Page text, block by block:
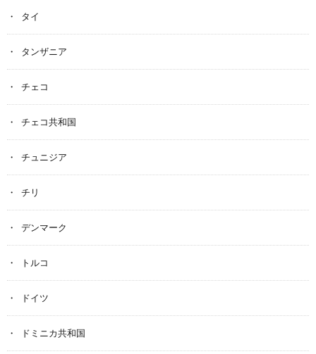
タイ
タンザニア
チェコ
チェコ共和国
チュニジア
チリ
デンマーク
トルコ
ドイツ
ドミニカ共和国